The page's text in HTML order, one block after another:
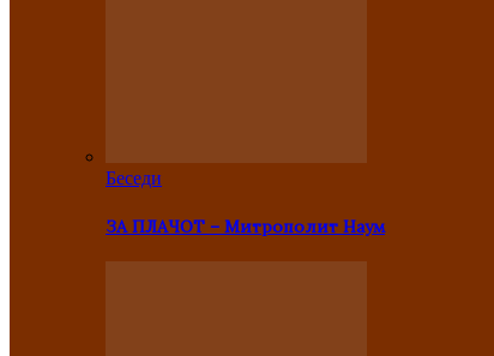
Беседи
ЗА ПЛАЧОТ – Митрополит Наум